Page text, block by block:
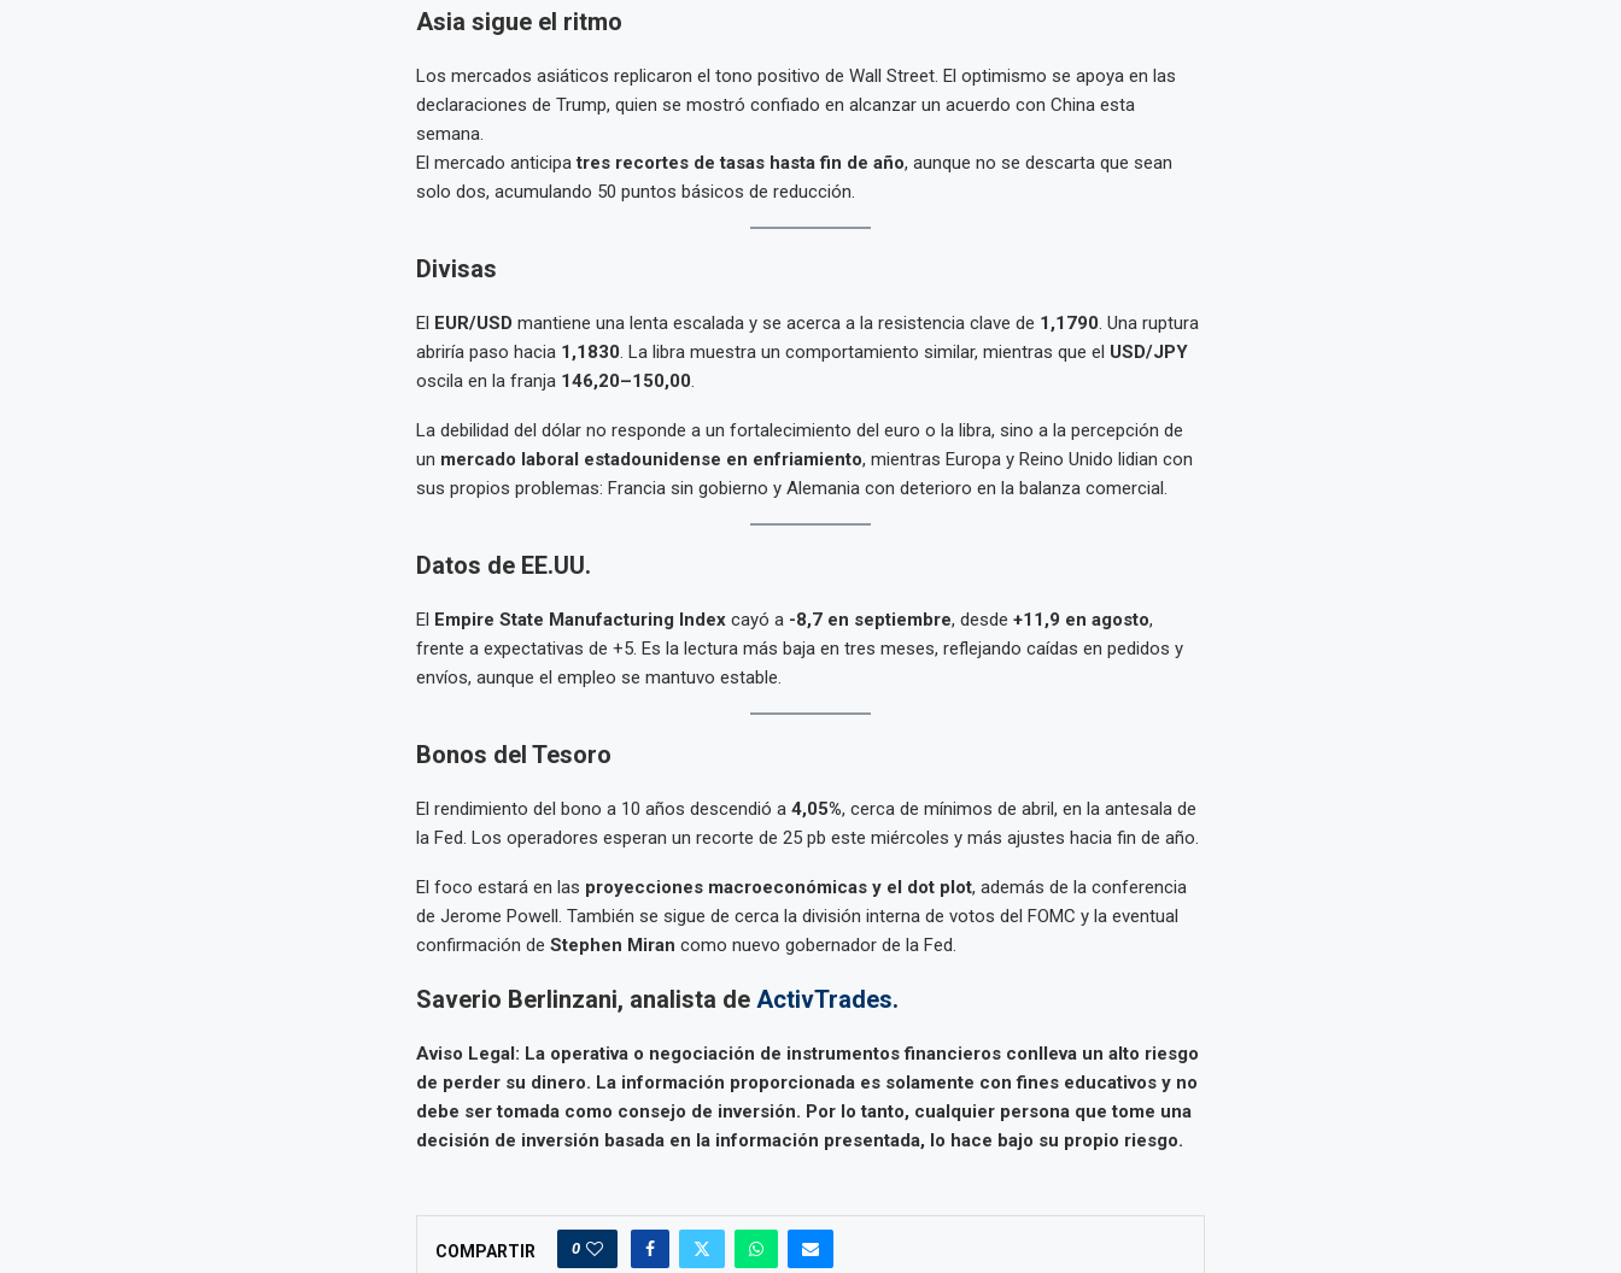
Asia sigue el ritmo
Los mercados asiáticos replicaron el tono positivo de Wall Street. El optimismo se apoya en las
declaraciones de Trump, quien se mostró confiado en alcanzar un acuerdo con China esta
semana.
El mercado anticipatres recortes de tasas hasta fin de año, aunque no se descarta que sean
solo dos, acumulando 50 puntos básicos de reducción.
Divisas
El EUR/USD mantiene una lenta escalada y se acerca a la resistencia clave de 1,1790. Una ruptura
abriría paso hacia 1,1830. La libra muestra un comportamiento similar, mientras que el USD/JPY
oscila en la franja 146,20–150,00.
La debilidad del dólar no responde a un fortalecimiento del euro o la libra, sino a la percepción de
un mercado laboral estadounidense en enfriamiento, mientras Europa y Reino Unido lidian con
sus propios problemas: Francia sin gobierno y Alemania con deterioro en la balanza comercial.
Datos de EE.UU.
El Empire State Manufacturing Indexcayó a -8,7 en septiembre, desde +11,9 en agosto,
frente a expectativas de +5. Es la lectura más baja en tres meses, reflejando caídas en pedidos y
envíos, aunque el empleo se mantuvo estable.
Bonos del Tesoro
El rendimiento del bono a 10 años descendió a 4,05%, cerca de mínimos de abril, en la antesala de
la Fed. Los operadores esperan un recorte de 25 pb este miércoles y más ajustes hacia fin de año.
El foco estará en las proyecciones macroeconómicas y el dot plot, además de la conferencia
de Jerome Powell. También se sigue de cerca la división interna de votos del FOMC y la eventual
confirmación de Stephen Miran como nuevo gobernador de la Fed.
Saverio Berlinzani, analista de ActivTrades.
Aviso Legal: La operativa o negociación de instrumentos financieros conlleva un alto riesgo
de perder su dinero. La información proporcionada es solamente con fines educativos y no
debe ser tomada como consejo de inversión. Por lo tanto, cualquier persona que tome una
decisión de inversión basada en la información presentada, lo hace bajo su propio riesgo.
COMPARTIR 0